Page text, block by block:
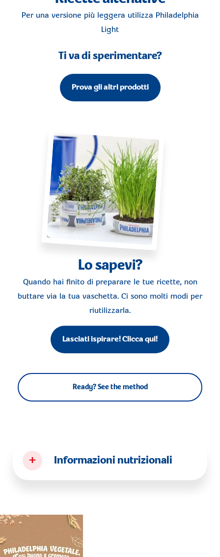
Per una versione più leggera utilizza Philadelphia
Light
Ti va di sperimentare?
Prova gli altri prodotti
Lo sapevi?
Quando hai finito di preparare le tue ricette, non
buttare via la tua vaschetta. Ci sono molti modi per
riutilizzarla.
Lasciati ispirare! Clicca qui!
Ready? See the method
+ Informazioni nutrizionali